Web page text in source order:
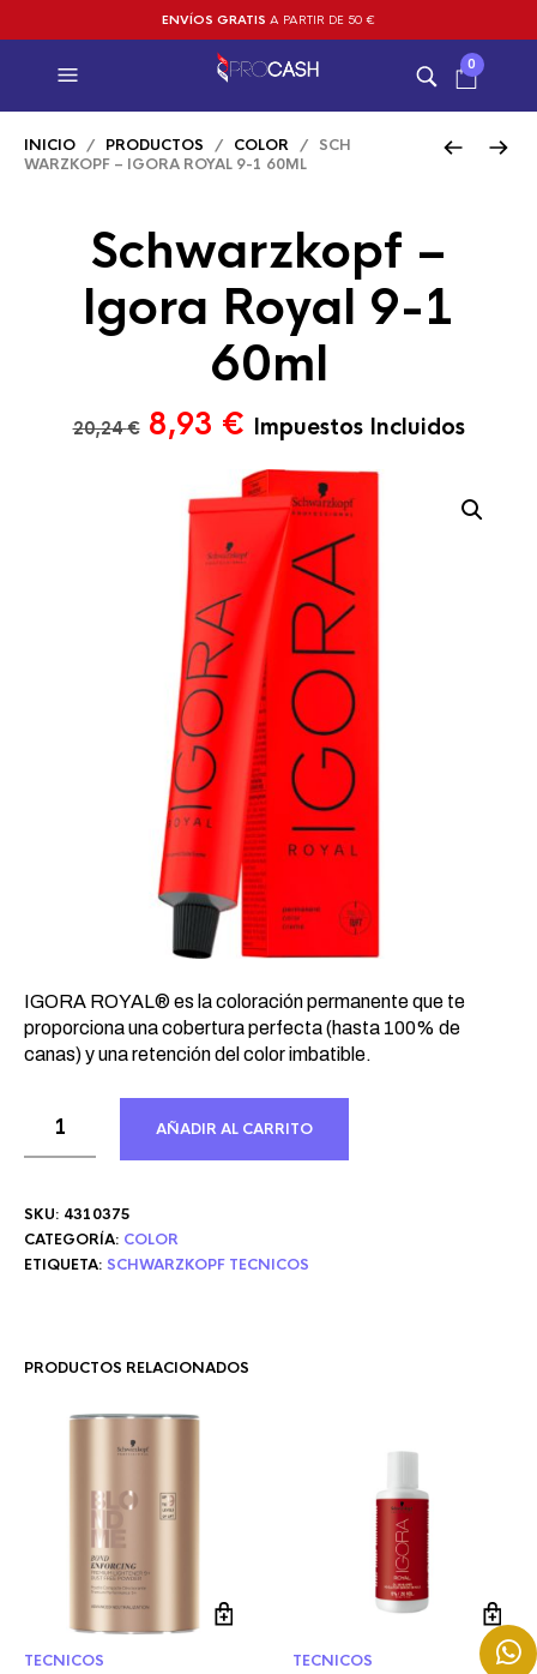
ENVÍOS GRATIS A PARTIR DE 50 €
0
INICIO / PRODUCTOS / COLOR / SCH
WARZKOPF – IGORA ROYAL 9-1 60ML
Schwarzkopf –
Igora Royal 9-1
60ml
20,24€ El
original
era:
20,24 €.
8,93 €El
precio
actual
es:
8,93 €.
Impuestos Incluidos
IGORA ROYAL® es la coloración permanente que te
proporciona una cobertura perfecta (hasta 100% de
canas) y una retención del color imbatible.
AÑADIR AL CARRITO
SKU: 4310375
CATEGORÍA: COLOR
ETIQUETA: SCHWARZKOPF TECNICOS
PRODUCTOS RELACIONADOS
TECNICOS TECNICOS